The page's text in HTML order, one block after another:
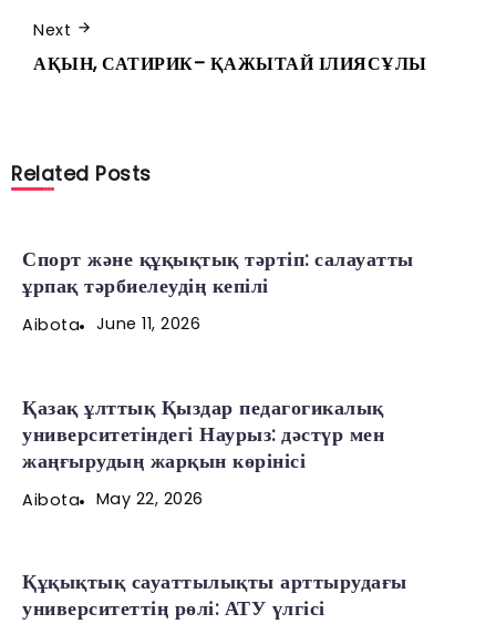
Next
АҚЫН, САТИРИК– ҚАЖЫТАЙ ІЛИЯСҰЛЫ
Related Posts
Спорт және құқықтық тәртіп: салауатты
ұрпақ тәрбиелеудің кепілі
Aibota June 11, 2026
Қазақ ұлттық Қыздар педагогикалық
университетіндегі Наурыз: дәстүр мен
жаңғырудың жарқын көрінісі
Aibota May 22, 2026
Құқықтық сауаттылықты арттырудағы
университеттің рөлі: АТУ үлгісі